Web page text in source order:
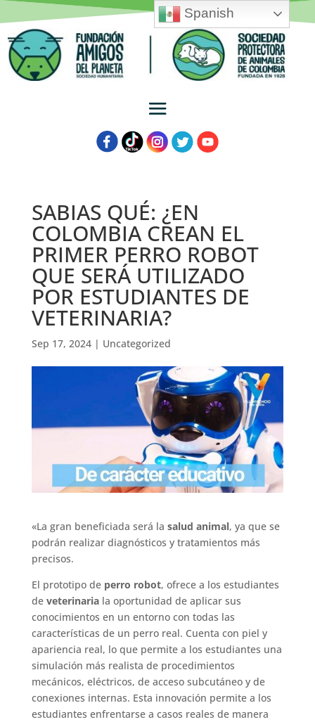
SABIAS QUÉ: ¿EN
COLOMBIA CREAN EL
PRIMER PERRO ROBOT
QUE SERÁ UTILIZADO
POR ESTUDIANTES DE
VETERINARIA?
Sep 17, 2024| Uncategorized
«La gran beneficiada será la salud animal, ya que se
podrán realizar diagnósticos y tratamientos más
precisos.
El prototipo deperro robot, ofrece a los estudiantes
deveterinaria la oportunidad de aplicar sus
conocimientos en un entorno con todas las
características de un perro real. Cuenta con piel y
apariencia real, lo que permite a los estudiantes una
simulación más realista de procedimientos
mecánicos, eléctricos, de acceso subcutáneo y de
conexiones internas. Esta innovación permite a los
estudiantes enfrentarse a casos reales de manera
Spanish